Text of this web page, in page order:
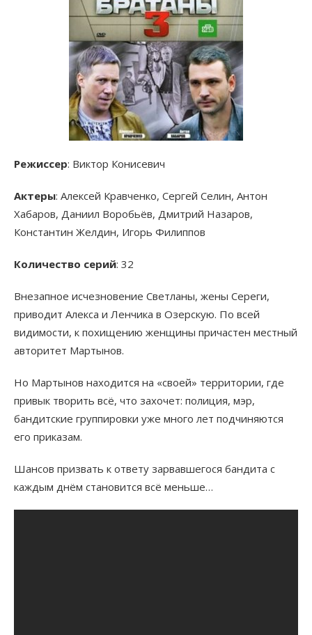
Режиссер: Виктор Конисевич
Актеры: Алексей Кравченко, Сергей Селин, Антон
Хабаров, Даниил Воробьёв, Дмитрий Назаров,
Константин Желдин, Игорь Филиппов
Количество серий: 32
Внезапное исчезновение Светланы, жены Сереги,
приводит Алекса и Ленчика в Озерскую. По всей
видимости, к похищению женщины причастен местный
авторитет Мартынов.
Но Мартынов находится на «своей» территории, где
привык творить всё, что захочет: полиция, мэр,
бандитские группировки уже много лет подчиняются
его приказам.
Шансов призвать к ответу зарвавшегося бандита с
каждым днём становится всё меньше…